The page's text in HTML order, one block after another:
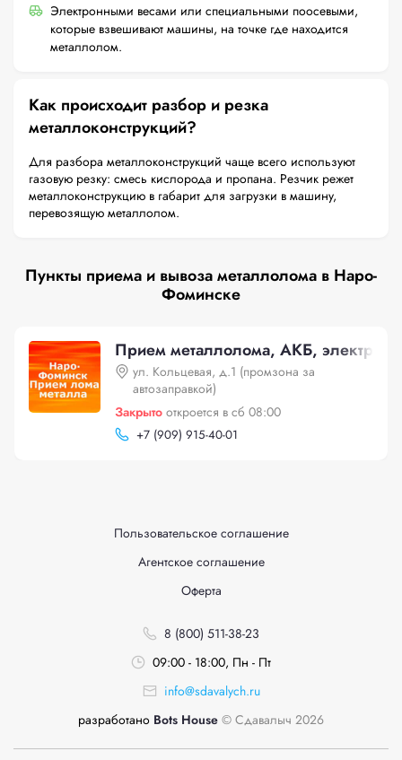
Электронными весами или специальными поосевыми,
которые взвешивают машины, на точке где находится
металлолом.
Как происходит разбор и резка
металлоконструкций?
Для разбора металлоконструкций чаще всего используют
газовую резку: смесь кислорода и пропана. Резчик режет
металлоконструкцию в габарит для загрузки в машину,
перевозящую металлолом.
Пункты приема и вывоза металлолома в Наро-
Фоминске
Прием металлолома, АКБ,
ул. Кольцевая, д.1 (промзона за
автозаправкой)
Закрыто откроется в сб 08:00
+7 (909) 915-40-01
Пользовательское соглашение
Агентское соглашение
Оферта
8 (800) 511-38-23
09:00 - 18:00, Пн - Пт
info@sdavalych.ru
разработано Bots House © Сдавалыч 2026